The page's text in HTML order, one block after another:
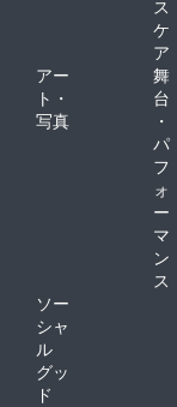
ス
ケ
ア
アー
ト・
写真
舞
台
・
パ
フ
ォ
ー
マ
ン
ス
ソー
シャ
ル
グッ
ド